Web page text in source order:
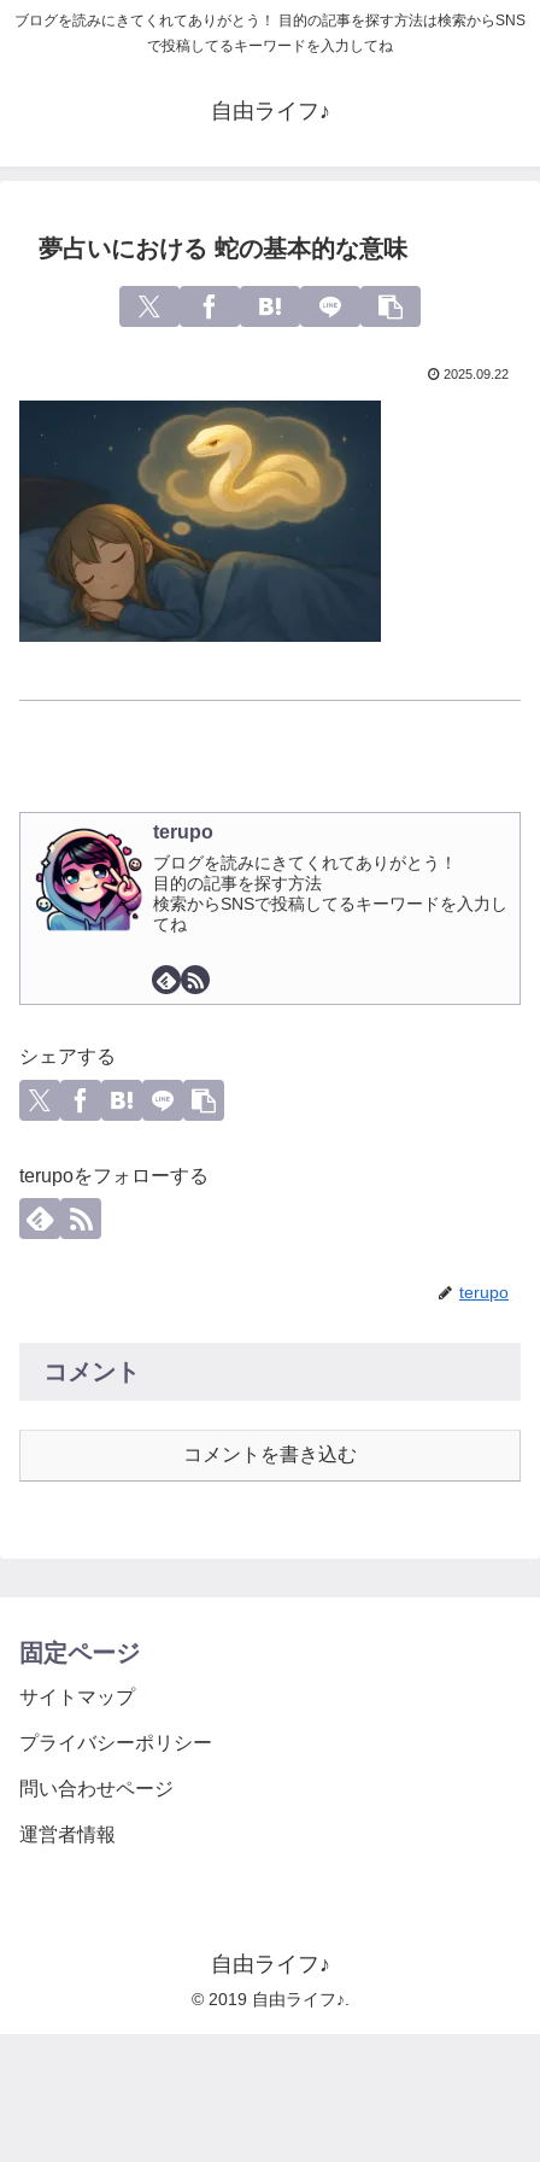
ブログを読みにきてくれてありがとう！ 目的の記事を探す方法は検索からSNS
で投稿してるキーワードを入力してね
自由ライフ♪
夢占いにおける 蛇の基本的な意味
2025.09.22
terupo
ブログを読みにきてくれてありがとう！
目的の記事を探す方法
検索からSNSで投稿してるキーワードを入力し
てね
シェアする
terupoをフォローする
terupo
コメント
コメントを書き込む
固定ページ
サイトマップ
プライバシーポリシー
問い合わせページ
運営者情報
自由ライフ♪
© 2019 自由ライフ♪.